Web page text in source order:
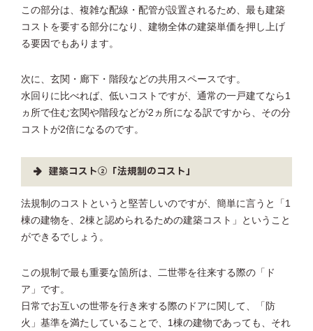
この部分は、複雑な配線・配管が設置されるため、最も建築
コストを要する部分になり、建物全体の建築単価を押し上げ
る要因でもあります。
次に、玄関・廊下・階段などの共用スペースです。
水回りに比べれば、低いコストですが、通常の一戸建てなら1
ヵ所で住む玄関や階段などが2ヵ所になる訳ですから、その分
コストが2倍になるのです。
建築コスト②「法規制のコスト」
法規制のコストというと堅苦しいのですが、簡単に言うと「1
棟の建物を、2棟と認められるための建築コスト」ということ
ができるでしょう。
この規制で最も重要な箇所は、二世帯を往来する際の「ド
ア」です。
日常でお互いの世帯を行き来する際のドアに関して、「防
火」基準を満たしていることで、1棟の建物であっても、それ